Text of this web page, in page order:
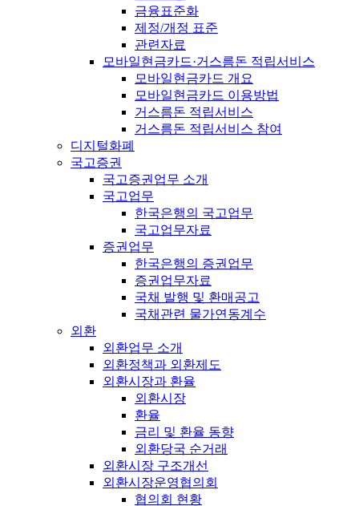
금융표준화
제정/개정 표준
관련자료
모바일현금카드·거스름돈 적립서비스
모바일현금카드 개요
모바일현금카드 이용방법
거스름돈 적립서비스
거스름돈 적립서비스 참여
디지털화폐
국고증권
국고증권업무 소개
국고업무
한국은행의 국고업무
국고업무자료
증권업무
한국은행의 증권업무
증권업무자료
국채 발행 및 환매공고
국채관련 물가연동계수
외환
외환업무 소개
외환정책과 외환제도
외환시장과 환율
외환시장
환율
금리 및 환율 동향
외환당국 순거래
외환시장 구조개선
외환시장운영협의회
협의회 현황